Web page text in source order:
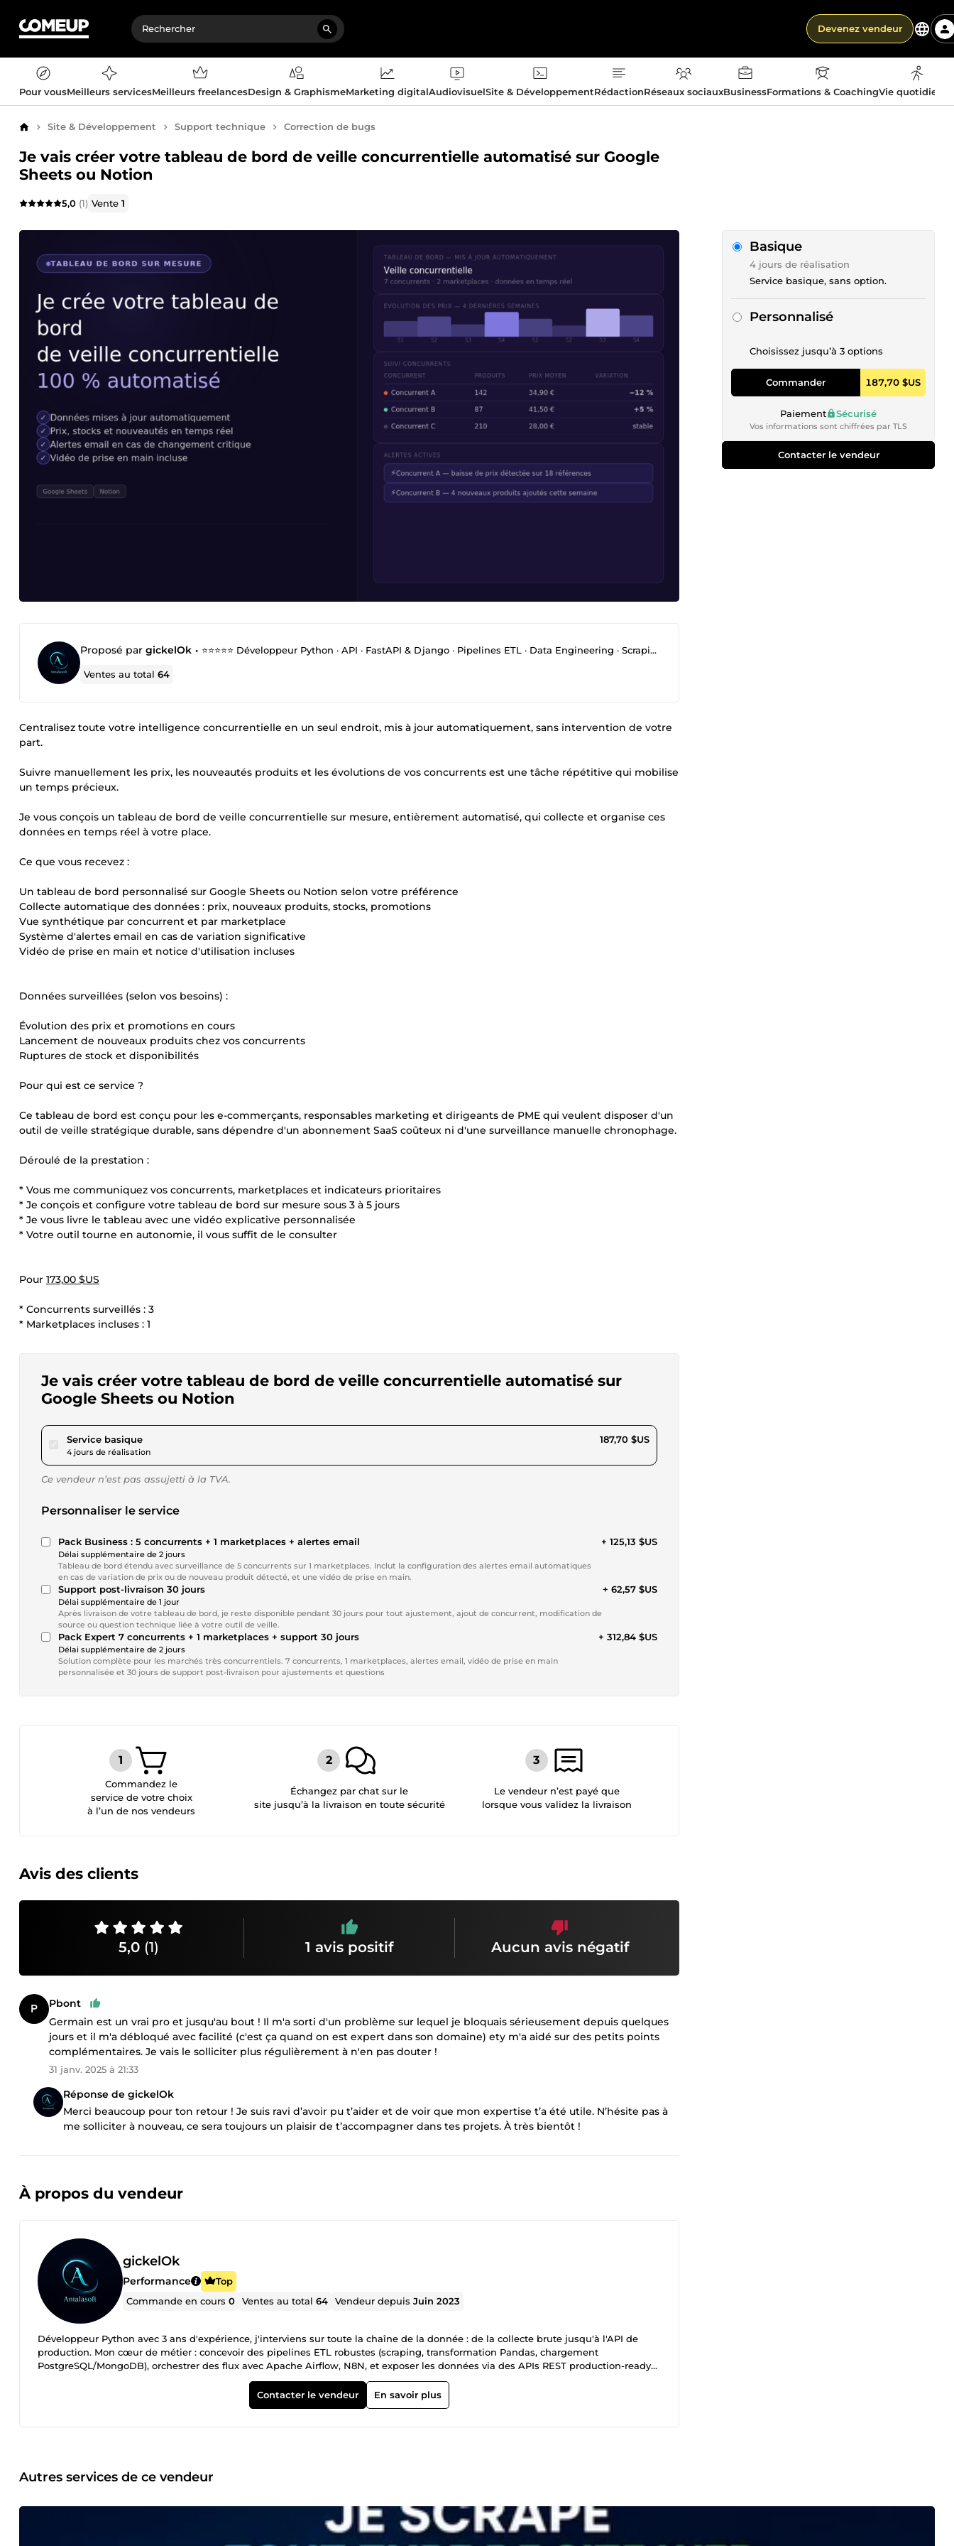
Devenez vendeur
Pour vousMeilleurs servicesMeilleurs freelancesDesign & GraphismeMarketing digitalAudiovisuelSite & DéveloppementRédactionRéseaux sociauxBusinessFormations & CoachingVie
AccueilSite & Développement Support technique Correction de bugs
Je vais créer votre tableau de bord de veille concurrentielle automatisé sur Google
Sheets ou Notion
5,0 (1) Vente1
Proposé par gickelOk • ⭐⭐⭐⭐⭐ Développeur Python · API · FastAPI & Django · Pipelines ETL · Data Engineering · Scraping
Ventes au total64
Centralisez toute votre intelligence concurrentielle en un seul endroit, mis à jour automatiquement, sans intervention de votre
part.
Suivre manuellement les prix, les nouveautés produits et les évolutions de vos concurrents est une tâche répétitive qui mobilise
un temps précieux.
Je vous conçois un tableau de bord de veille concurrentielle sur mesure, entièrement automatisé, qui collecte et organise ces
données en temps réel à votre place.
Ce que vous recevez :
Un tableau de bord personnalisé sur Google Sheets ou Notion selon votre préférence
Collecte automatique des données : prix, nouveaux produits, stocks, promotions
Vue synthétique par concurrent et par marketplace
Système d'alertes email en cas de variation significative
Vidéo de prise en main et notice d'utilisation incluses
Données surveillées (selon vos besoins) :
Évolution des prix et promotions en cours
Lancement de nouveaux produits chez vos concurrents
Ruptures de stock et disponibilités
Pour qui est ce service ?
Ce tableau de bord est conçu pour les e-commerçants, responsables marketing et dirigeants de PME qui veulent disposer d'un
outil de veille stratégique durable, sans dépendre d'un abonnement SaaS coûteux ni d'une surveillance manuelle chronophage.
Déroulé de la prestation :
* Vous me communiquez vos concurrents, marketplaces et indicateurs prioritaires
* Je conçois et configure votre tableau de bord sur mesure sous 3 à 5 jours
* Je vous livre le tableau avec une vidéo explicative personnalisée
* Votre outil tourne en autonomie, il vous suffit de le consulter
Pour 173,00 $US
* Concurrents surveillés : 3
* Marketplaces incluses : 1
Je vais créer votre tableau de bord de veille concurrentielle automatisé sur
Google Sheets ou Notion
Service basiquepour 173,00 $US
4 jours de réalisation
187,70 $US
Ce vendeur n’est pas assujetti à la TVA.
Personnaliser le service
Pack Business : 5 concurrents + 1 marketplaces + alertes email
Délai supplémentaire de 2 jours
Tableau de bord étendu avec surveillance de 5 concurrents sur 1 marketplaces. Inclut la configuration des alertes email automatiques
en cas de variation de prix ou de nouveau produit détecté, et une vidéo de prise en main.
+ 125,13 $US
Support post-livraison 30 jours
Délai supplémentaire de 1 jour
Après livraison de votre tableau de bord, je reste disponible pendant 30 jours pour tout ajustement, ajout de concurrent, modification de
source ou question technique liée à votre outil de veille.
+ 62,57 $US
Pack Expert 7 concurrents + 1 marketplaces + support 30 jours
Délai supplémentaire de 2 jours
Solution complète pour les marchés très concurrentiels. 7 concurrents, 1 marketplaces, alertes email, vidéo de prise en main
personnalisée et 30 jours de support post-livraison pour ajustements et questions
+ 312,84 $US
Basique
4 jours de réalisation
Service basique, sans option.
Personnalisé
Choisissez jusqu’à 3 options
Commander 187,70 $US
Paiement Sécurisé
Vos informations sont chiffrées par TLS
Contacter le vendeur
Commandez le
service de votre choix
à l’un de nos vendeurs
Échangez par chat sur le
site jusqu’à la livraison en toute sécurité
Le vendeur n’est payé que
lorsque vous validez la livraison
Avis des clients
5,0 (1) 1 avis positif Aucun avis négatif
Pbont
Germain est un vrai pro et jusqu'au bout ! Il m'a sorti d'un problème sur lequel je bloquais sérieusement depuis quelques
jours et il m'a débloqué avec facilité (c'est ça quand on est expert dans son domaine) ety m'a aidé sur des petits points
complémentaires. Je vais le solliciter plus régulièrement à n'en pas douter !
31 janv. 2025 à 21:33
Réponse de gickelOk
Merci beaucoup pour ton retour ! Je suis ravi d’avoir pu t’aider et de voir que mon expertise t’a été utile. N’hésite pas à
me solliciter à nouveau, ce sera toujours un plaisir de t’accompagner dans tes projets. À très bientôt !
À propos du vendeur
gickelOk
Performance
Top
Commande en cours0 Ventes au total64 Vendeur depuisJuin 2023
Développeur Python avec 3 ans d'expérience, j'interviens sur toute la chaîne de la donnée : de la collecte brute jusqu'à l'API de
production. Mon cœur de métier : concevoir des pipelines ETL robustes (scraping, transformation Pandas, chargement
PostgreSQL/MongoDB), orchestrer des flux avec Apache Airflow, N8N, et exposer les données via des APIs REST production-ready
(FastAPI, Django/DRF) avec auth JWT/OAuth2, pagination et rate limiting. Je maîtrise également l'architecture async (Celery +
Redis), le déploiement Docker et l'automatisation CI/CD avec GitHub Actions. Mes projets récents couvrent le tracking de prix e-
commerce, la comparaison de médicaments et les données immobilières — tous open source, documentés et déployés. Stack
Contacter le vendeur En savoir plus
Autres services de ce vendeur